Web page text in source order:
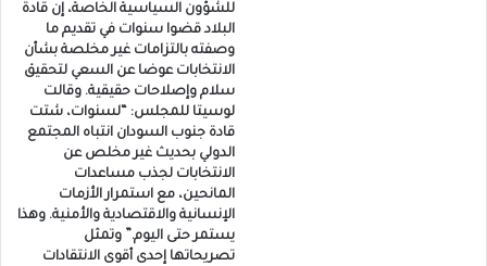
للشؤون السياسية الخاصة، إن قادة
البلاد قضوا سنوات في تقديم ما
وصفته بالتزامات غير مخلصة بشأن
الانتخابات عوضا عن السعي لتحقيق
سلام وإصلاحات حقيقية. وقالت
لوسيتا للمجلس: “لسنوات، شتت
قادة جنوب السودان انتباه المجتمع
الدولي بحديث غير مخلص عن
الانتخابات لجذب مساعدات
المانحين، مع استمرار الأزمات
الإنسانية والاقتصادية والأمنية. وهذا
يستمر حتى اليوم.” وتمثل
تصريحاتها إحدى أقوى الانتقادات